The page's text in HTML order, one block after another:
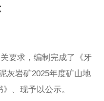
要求，编制完成了《牙
灰岩矿2025年度矿山地
、 现予以公示。